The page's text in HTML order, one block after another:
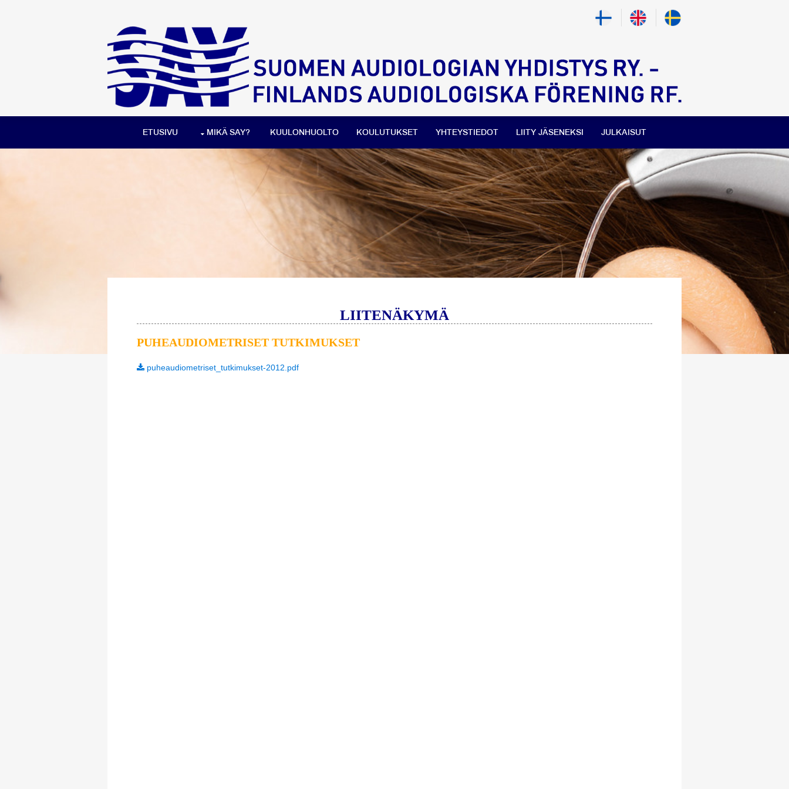
ETUSIVU MIKÄ SAY? KUULONHUOLTO KOULUTUKSET YHTEYSTIEDOT LIITY JÄSENEKSI JULKAISUT
LIITENÄKYMÄ
PUHEAUDIOMETRISET TUTKIMUKSET
puheaudiometriset_tutkimukset-2012.pdf